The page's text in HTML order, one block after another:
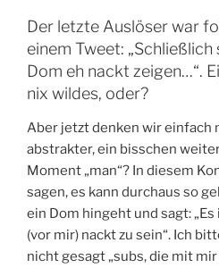
Der letzte Auslöser war
einem Tweet:
Dom eh nackt zeigen…“.
nix wildes, oder?
Aber jetzt denken wir einfach
abstrakter, ein bisschen
Moment „man“? In diesem
sagen, es kann durchaus so
ein Dom hingeht und sagt:
(vor mir) nackt zu sein“. Ich
nicht gesagt „subs, die mit